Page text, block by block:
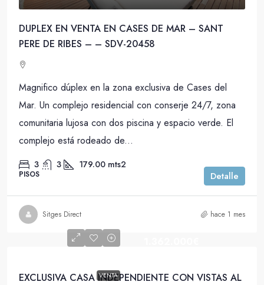
DUPLEX EN VENTA EN CASES DE MAR – SANT
PERE DE RIBES – – SDV-20458
Magnifico dúplex en la zona exclusiva de Cases del
Mar. Un complejo residencial con conserje 24/7, zona
comunitaria lujosa con dos piscina y espacio verde. El
complejo está rodeado de...
3 3 179.00 mts2
PISOS Detalle
Sitges Direct hace 1 mes
VENTA
EXCLUSIVA CASA INDEPENDIENTE CON VISTAS AL